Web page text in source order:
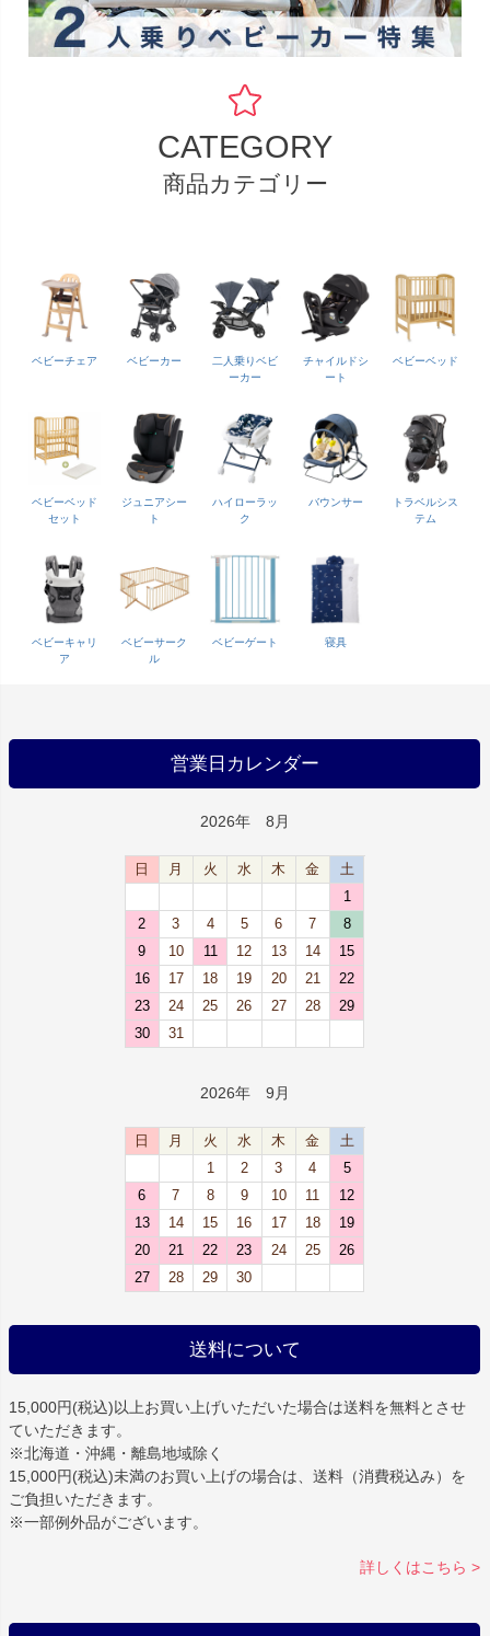
CATEGORY
商品カテゴリー
ベビーチェア ベビーカー
二人乗りベビ
ーカー
チャイルドシ
ート
ベビーベッド
ベビーベッド
セット
ジュニアシー
ト
ハイローラッ
ク
バウンサー
トラベルシス
テム
ベビーキャリ
ア
ベビーサーク
ル
ベビーゲート 寝具
営業日カレンダー
2026年 8月
日 月 火 水 木 金
土
1
2
3 4 5 6 7
8
9
10 11 12 13 14
15
16
17 18 19 20 21
22
23
24 25 26 27 28
29
30
31
2026年 9月
日 月 火 水 木 金
土
1
2 3 4
5
6
7 8 9 10 11
12
13
14 15 16 17 18
19
20
21 22 23 24 25
26
27
28 29 30
送料について
15,000円(税込)以上お買い上げいただいた場合は送料を無料とさせ
ていただきます。
※北海道・沖縄・離島地域除く
15,000円(税込)未満のお買い上げの場合は、送料（消費税込み）を
ご負担いただきます。
※一部例外品がございます。
詳しくはこちら >